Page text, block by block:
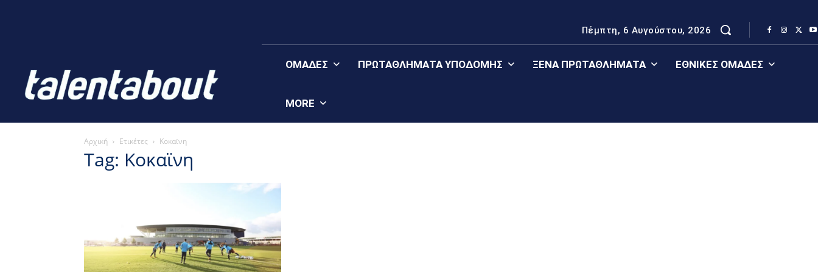
Πέμπτη, 6 Αυγούστου, 2026
ΟΜΆΔΕΣ ΠΡΩΤΑΘΛΉΜΑΤΑ YΠΟΔΟΜΉΣ ΞΈΝΑ ΠΡΩΤΑΘΛΉΜΑΤΑ ΕΘΝΙΚΈΣ ΟΜΆΔΕΣ
MORE
Αρχική Ετικέτες Κοκαϊνη
Tag: Κοκαϊνη